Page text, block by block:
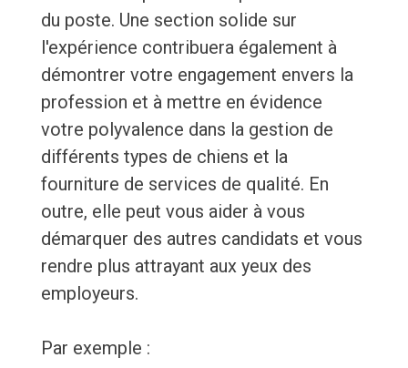
du poste. Une section solide sur
l'expérience contribuera également à
démontrer votre engagement envers la
profession et à mettre en évidence
votre polyvalence dans la gestion de
différents types de chiens et la
fourniture de services de qualité. En
outre, elle peut vous aider à vous
démarquer des autres candidats et vous
rendre plus attrayant aux yeux des
employeurs.
Par exemple :